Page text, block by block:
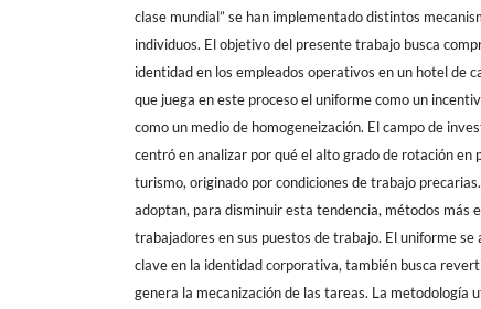
clase mundial” se han implementado distintos
individuos. El objetivo del presente trabajo busca
identidad en los empleados operativos en un hotel de
que juega en este proceso el uniforme como un
como un medio de homogeneización. El campo de
centró en analizar por qué el alto grado de rotación en
turismo, originado por condiciones de trabajo
adoptan, para disminuir esta tendencia, métodos más
trabajadores en sus puestos de trabajo. El uniforme se
clave en la identidad corporativa, también busca
genera la mecanización de las tareas. La metodología